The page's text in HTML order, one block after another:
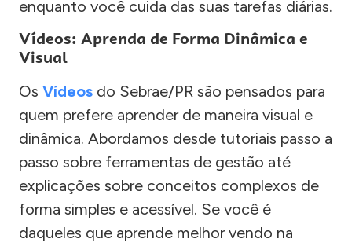
enquanto você cuida das suas tarefas diárias.
Vídeos: Aprenda de Forma Dinâmica e
Visual
Os Vídeos do Sebrae/PR são pensados para
quem prefere aprender de maneira visual e
dinâmica. Abordamos desde tutoriais passo a
passo sobre ferramentas de gestão até
explicações sobre conceitos complexos de
forma simples e acessível. Se você é
daqueles que aprende melhor vendo na